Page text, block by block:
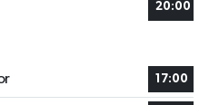
20:00
17:00